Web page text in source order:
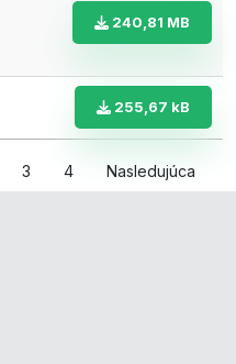
240,81 MB
255,67 kB
3 4 Nasledujúca